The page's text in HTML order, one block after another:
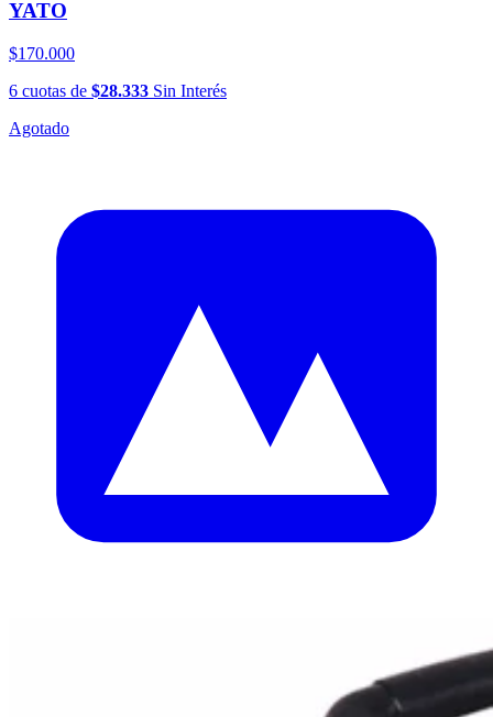
YATO
$170.000
6 cuotas de $28.333 Sin Interés
Agotado